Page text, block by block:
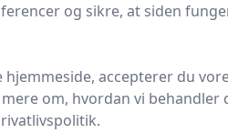
Sundhedspleje
Pandetermometer
og sikre, at siden
accepterer du
om, hvordan vi behandler